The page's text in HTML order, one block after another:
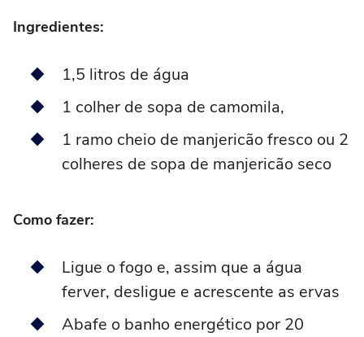
Ingredientes:
1,5 litros de água
1 colher de sopa de camomila,
1 ramo cheio de manjericão fresco ou 2
colheres de sopa de manjericão seco
Como fazer:
Ligue o fogo e, assim que a água
ferver, desligue e acrescente as ervas
Abafe o banho energético por 20